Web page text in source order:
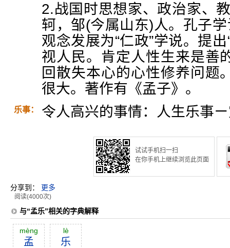
2.战国时思想家、政治家、
轲，邹(今属山东)人。孔子
观念发展为“仁政”学说。提
视人民。肯定人性生来是善
回散失本心的心性修养问题
很大。著作有《孟子》。
乐事： 令人高兴的事情：人生乐事
试试手机扫一扫
在你手机上继续浏览此页面
分享到： 更多
阅读(4000次)
与“孟乐”相关的字典解释
mèng
孟
lè
乐